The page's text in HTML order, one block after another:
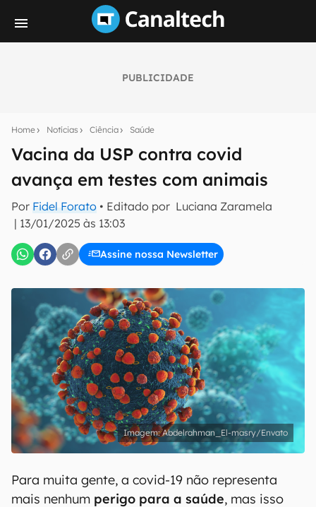
PUBLICIDADE
Home Notícias Ciência Saúde
Vacina da USP contra covid
avança em testes com animais
Por Fidel Forato • Editado por Luciana Zaramela
| 13/01/2025 às 13:03
Assine nossa Newsletter
notícias e reviews sobre tecnologia em primeira
mão.
E-mail
Uso e Política de Privacidade do Canaltech.
Abdelrahman_El-masry/Envato
Para muita gente, a covid-19 não representa
mais nenhum perigo para a saúde, mas isso